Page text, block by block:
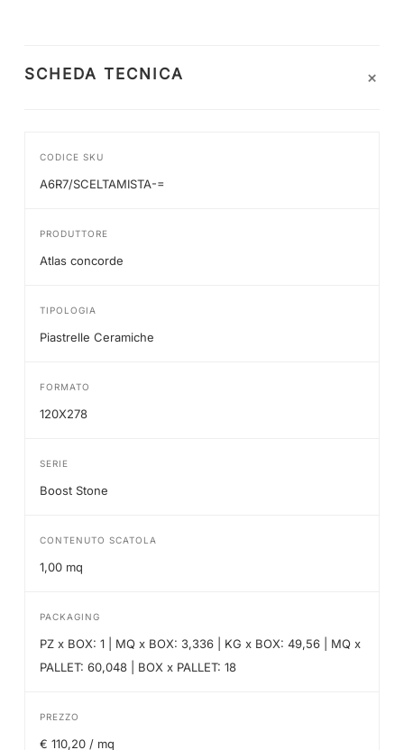
SCHEDA TECNICA +
CODICE SKU
A6R7/SCELTAMISTA-=
PRODUTTORE
Atlas concorde
TIPOLOGIA
Piastrelle Ceramiche
FORMATO
120X278
SERIE
Boost Stone
CONTENUTO SCATOLA
1,00 mq
PACKAGING
PZ x BOX: 1 | MQ x BOX: 3,336 | KG x BOX: 49,56 | MQ x
PALLET: 60,048 | BOX x PALLET: 18
PREZZO
€ 110,20 / mq